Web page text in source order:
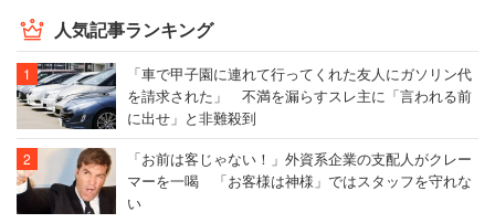
人気記事ランキング
「車で甲子園に連れて行ってくれた友人にガソリン代
を請求された」 不満を漏らすスレ主に「言われる前
に出せ」と非難殺到
「お前は客じゃない！」外資系企業の支配人がクレー
マーを一喝 「お客様は神様」ではスタッフを守れな
い